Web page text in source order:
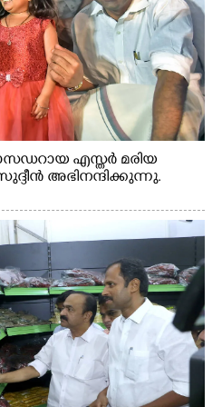
എസ്തർ മരിയ
അഭിനന്ദിക്കുന്നു.